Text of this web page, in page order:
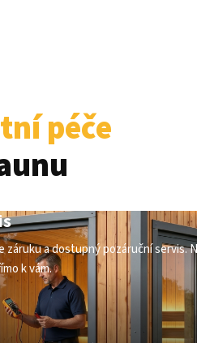
péče
záruku a dostupný pozáruční servis.
k vám.